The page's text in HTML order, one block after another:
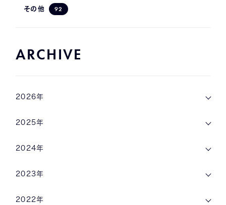
その他 92
ARCHIVE
2026年
2025年
2024年
2023年
2022年